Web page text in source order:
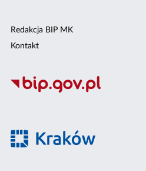
Redakcja BIP MK
Kontakt